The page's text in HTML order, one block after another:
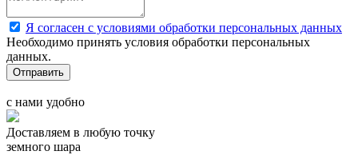
Я согласен с условиями обработки персональных данных
Необходимо принять условия обработки персональных
данных.
с нами удобно
Доставляем в любую точку
земного шара